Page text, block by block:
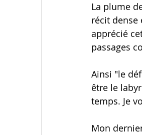
La plume
récit
apprécié
passages
Ainsi "le
être le
temps. Je
Mon